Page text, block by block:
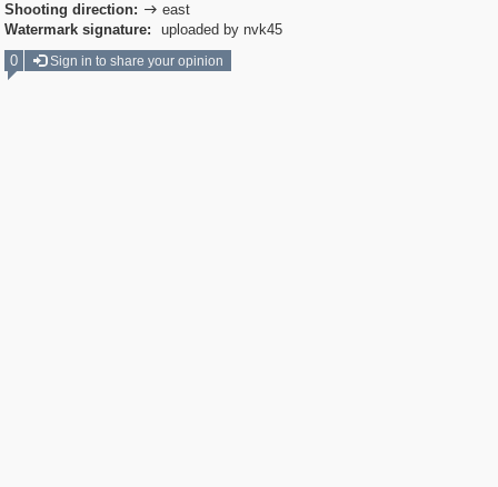
Shooting direction:  east
Watermark signature:
uploaded by nvk45
0
Sign in to share your opinion